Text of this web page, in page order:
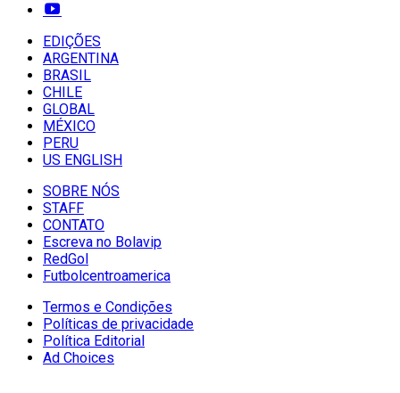
EDIÇÕES
ARGENTINA
BRASIL
CHILE
GLOBAL
MÉXICO
PERU
US ENGLISH
SOBRE NÓS
STAFF
CONTATO
Escreva no Bolavip
RedGol
Futbolcentroamerica
Termos e Condições
Políticas de privacidade
Política Editorial
Ad Choices